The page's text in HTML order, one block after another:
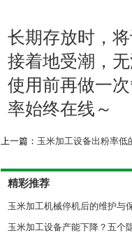
长期存放时，
接着地受潮，
使用前再做一
率始终在线～
上一篇： 玉米加工设备出粉率低
精彩推荐
玉米加工机械停机后的维护与
玉米加工设备产能下降？五个